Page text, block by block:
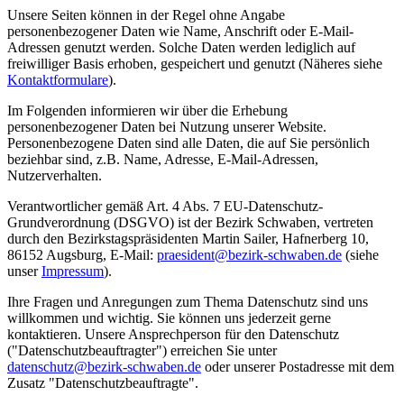
Unsere Seiten können in der Regel ohne Angabe
personenbezogener Daten wie Name, Anschrift oder E-Mail-
Adressen genutzt werden. Solche Daten werden lediglich auf
freiwilliger Basis erhoben, gespeichert und genutzt (Näheres siehe
Kontaktformulare).
Im Folgenden informieren wir über die Erhebung
personenbezogener Daten bei Nutzung unserer Website.
Personenbezogene Daten sind alle Daten, die auf Sie persönlich
beziehbar sind, z.B. Name, Adresse, E-Mail-Adressen,
Nutzerverhalten.
Verantwortlicher gemäß Art. 4 Abs. 7 EU-Datenschutz-
Grundverordnung (DSGVO) ist der Bezirk Schwaben, vertreten
durch den Bezirkstagspräsidenten Martin Sailer, Hafnerberg 10,
86152 Augsburg, E-Mail: praesident@bezirk-schwaben.de (siehe
unserImpressum).
Ihre Fragen und Anregungen zum Thema Datenschutz sind uns
willkommen und wichtig. Sie können uns jederzeit gerne
kontaktieren. Unsere Ansprechperson für den Datenschutz
("Datenschutzbeauftragter") erreichen Sie unter
datenschutz@bezirk-schwaben.de oder unserer Postadresse mit dem
Zusatz "Datenschutzbeauftragte".